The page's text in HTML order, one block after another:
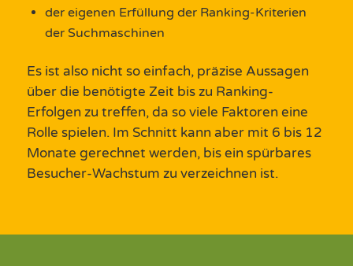
der eigenen Erfüllung der Ranking-Kriterien
der Suchmaschinen
Es ist also nicht so einfach, präzise Aussagen
über die benötigte Zeit bis zu Ranking-
Erfolgen zu treffen, da so viele Faktoren eine
Rolle spielen. Im Schnitt kann aber mit 6 bis 12
Monate gerechnet werden, bis ein spürbares
Besucher-Wachstum zu verzeichnen ist.